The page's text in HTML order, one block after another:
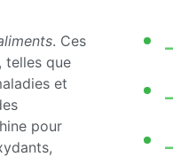
. Ces
telles que
et
pour